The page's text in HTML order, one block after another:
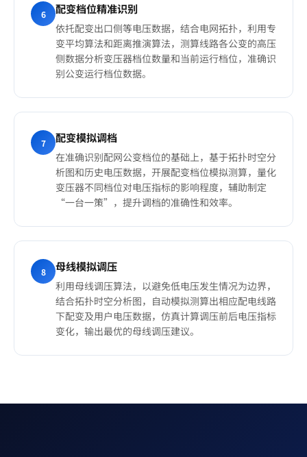
6 配变档位精准识别
依托配变出口侧等电压数据，结合电网拓扑，利用专
变平均算法和距离推演算法，测算线路各公变的高压
侧数据分析变压器档位数量和当前运行档位，准确识
别公变运行档位数据。
7 配变模拟调档
在准确识别配网公变档位的基础上，基于拓扑时空分
析图和历史电压数据，开展配变档位模拟测算，量化
变压器不同档位对电压指标的影响程度，辅助制定
“一台一策”，提升调档的准确性和效率。
8 母线模拟调压
利用母线调压算法，以避免低电压发生情况为边界，
结合拓扑时空分析图，自动模拟测算出相应配电线路
下配变及用户电压数据，仿真计算调压前后电压指标
变化，输出最优的母线调压建议。